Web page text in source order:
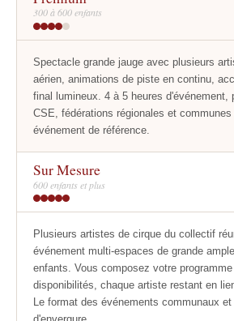
300 à 600 enfants
Spectacle grande jauge avec plusieurs
aérien, animations de piste en continu,
final lumineux. 4 à 5 heures d'événement,
CSE, fédérations régionales et
événement de référence.
Sur Mesure
600 enfants et plus
Plusieurs artistes de cirque du collectif
événement multi-espaces de grande
enfants. Vous composez votre
disponibilités, chaque artiste restant en
Le format des événements communaux et